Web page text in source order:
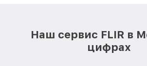
Наш сервис FLIR в
цифрах